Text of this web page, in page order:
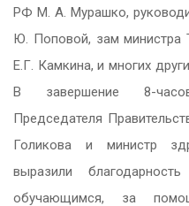
РФ М. А. Мурашко,
Ю. Поповой, зам министра
Е.Г. Камкина, и многих
В завершение 8-
Председателя
Голикова и министр
выразили
обучающимся, за